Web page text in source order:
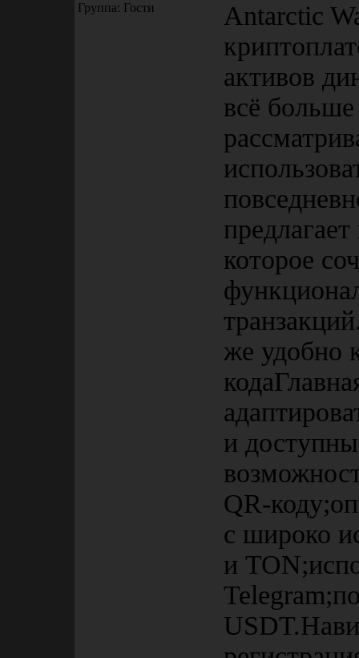
Группа: Гости
Antarctic
активов
всё больше
которое
же удобно
и
QR-
с широко
и